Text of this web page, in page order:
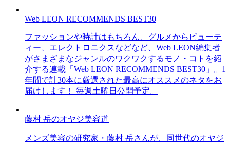
Web LEON RECOMMENDS BEST30
ファッションや時計はもちろん、グルメからビューテ
ィー、エレクトロニクスなどなど、Web LEON編集者
がさまざまなジャンルのワクワクするモノ・コトを紹
介する連載「Web LEON RECOMMENDS BEST30」。1
年間で計30本に厳選された最高にオススメのネタをお
届けします！ 毎週土曜日公開予定。
藤村 岳のオヤジ美容道
メンズ美容の研究家・藤村 岳さんが、同世代のオヤジ